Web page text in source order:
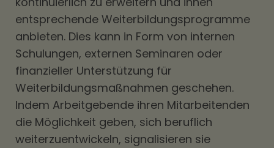
entsprechende Weiterbildungsprogramme
anbieten. Dies kann in Form von internen
Schulungen, externen Seminaren oder
finanzieller Unterstützung für
Weiterbildungsmaßnahmen geschehen.
Indem Arbeitgebende ihren Mitarbeitenden
die Möglichkeit geben, sich beruflich
weiterzuentwickeln, signalisieren sie